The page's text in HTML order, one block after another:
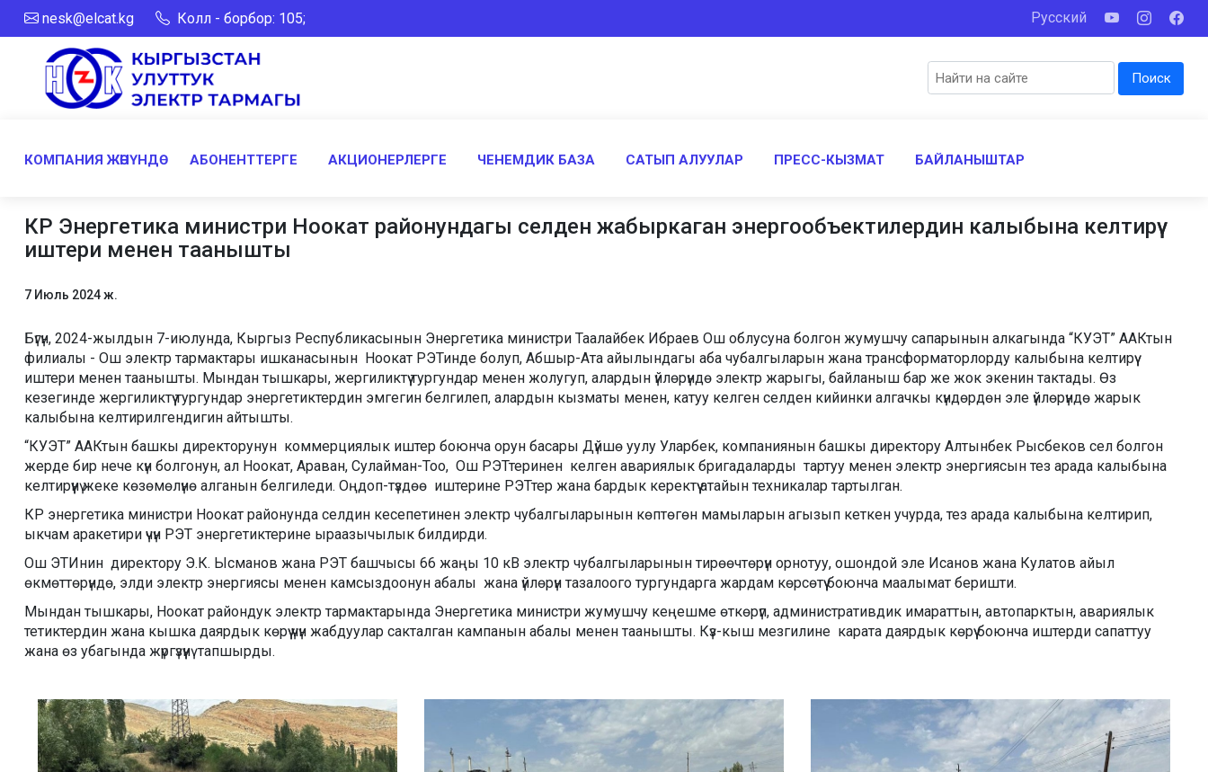
nesk@elcat.kg Колл - борбор: 105; Русский
Поиск
КОМПАНИЯ ЖӨНҮНДӨ АБОНЕНТТЕРГЕ АКЦИОНЕРЛЕРГЕ ЧЕНЕМДИК БАЗА САТЫП АЛУУЛАР ПРЕСС-КЫЗМАТ БАЙЛАНЫШТАР
КР Энергетика министри Ноокат районундагы селден жабыркаган энергообъектилердин калыбына келтирүү
иштери менен таанышты
7 Июль 2024 ж.
Бүгүн, 2024-жылдын 7-июлунда, Кыргыз Республикасынын Энергетика министри Таалайбек Ибраев Ош облусуна болгон жумушчу сапарынын алкагында “КУЭТ” ААКтын
филиалы - Ош электр тармактары ишканасынын Ноокат РЭТинде болуп, Абшыр-Ата айылындагы аба чубалгыларын жана трансформаторлорду калыбына келтирүү
иштери менен таанышты. Мындан тышкары, жергиликтүү тургундар менен жолугуп, алардын үйлөрүндө электр жарыгы, байланыш бар же жок экенин тактады. Өз
кезегинде жергиликтүү тургундар энергетиктердин эмгегин белгилеп, алардын кызматы менен, катуу келген селден кийинки алгачкы күндөрдөн эле үйлөрүндө жарык
калыбына келтирилгендигин айтышты.
“КУЭТ” ААКтын башкы директорунун коммерциялык иштер боюнча орун басары Дүйшө уулу Уларбек, компаниянын башкы директору Алтынбек Рысбеков сел болгон
жерде бир нече күн болгонун, ал Ноокат, Араван, Сулайман-Тоо, Ош РЭТтеринен келген авариялык бригадаларды тартуу менен электр энергиясын тез арада калыбына
келтирүүнү жеке көзөмөлүнө алганын белгиледи. Оңдоп-түздөө иштерине РЭТтер жана бардык керектүү атайын техникалар тартылган.
КР энергетика министри Ноокат районунда селдин кесепетинен электр чубалгыларынын көптөгөн мамыларын агызып кеткен учурда, тез арада калыбына келтирип,
ыкчам аракетири үчүн РЭТ энергетиктерине ыраазычылык билдирди.
Ош ЭТИнин директору Э.К. Ысманов жана РЭТ башчысы 66 жаңы 10 кВ электр чубалгыларынын тирөөчтөрүн орнотуу, ошондой эле Исанов жана Кулатов айыл
өкмөттөрүндө, элди электр энергиясы менен камсыздоонун абалы жана үйлөрүн тазалоого тургундарга жардам көрсөтүү боюнча маалымат беришти.
Мындан тышкары, Ноокат райондук электр тармактарында Энергетика министри жумушчу кеңешме өткөрүп, административдик имараттын, автопарктын, авариялык
тетиктердин жана кышка даярдык көрүү үчүн жабдуулар сакталган кампанын абалы менен таанышты. Күз-кыш мезгилине карата даярдык көрүү боюнча иштерди сапаттуу
жана өз убагында жүргүзүүнү тапшырды.